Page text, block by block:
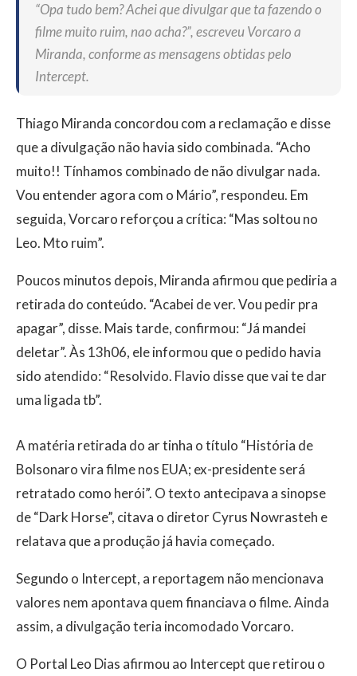
“Opa tudo bem? Achei que divulgar que ta fazendo o
filme muito ruim, nao acha?”, escreveu Vorcaro a
Miranda, conforme as mensagens obtidas pelo
Intercept.
Thiago Miranda concordou com a reclamação e disse
que a divulgação não havia sido combinada. “Acho
muito!! Tínhamos combinado de não divulgar nada.
Vou entender agora com o Mário”, respondeu. Em
seguida, Vorcaro reforçou a crítica: “Mas soltou no
Leo. Mto ruim”.
Poucos minutos depois, Miranda afirmou que pediria a
retirada do conteúdo. “Acabei de ver. Vou pedir pra
apagar”, disse. Mais tarde, confirmou: “Já mandei
deletar”. Às 13h06, ele informou que o pedido havia
sido atendido: “Resolvido. Flavio disse que vai te dar
uma ligada tb”.
A matéria retirada do ar tinha o título “História de
Bolsonaro vira filme nos EUA; ex-presidente será
retratado como herói”. O texto antecipava a sinopse
de “Dark Horse”, citava o diretor Cyrus Nowrasteh e
relatava que a produção já havia começado.
Segundo o Intercept, a reportagem não mencionava
valores nem apontava quem financiava o filme. Ainda
assim, a divulgação teria incomodado Vorcaro.
O Portal Leo Dias afirmou ao Intercept que retirou o